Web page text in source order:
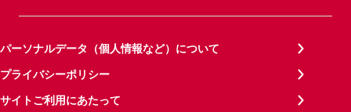
パーソナルデータ（個人情報など）について
プライバシーポリシー
サイトご利用にあたって